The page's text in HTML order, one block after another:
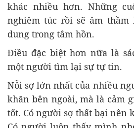
khác nhiều hơn. Những
nghiêm túc rồi sẽ âm thầm
dung trong tâm hồn.
Điều đặc biệt hơn nữa là
một người tìm lại sự tự tin.
Nỗi sợ lớn nhất của nhiều
khăn bên ngoài, mà là cảm
tốt. Có người sợ thất bại nên